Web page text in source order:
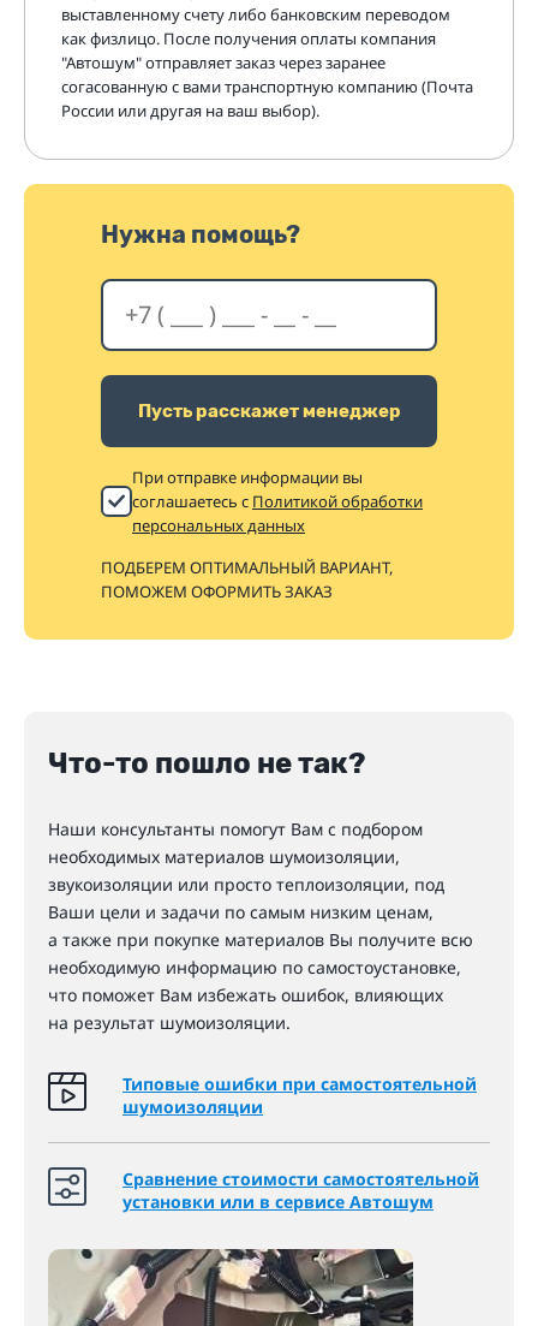
выставленному счету либо банковским переводом
как физлицо. После получения оплаты компания
"Автошум" отправляет заказ через заранее
согасованную с вами транспортную компанию (Почта
России или другая на ваш выбор).
Нужна помощь?
Пусть расскажет менеджер
При отправке информации вы
соглашаетесь с Политикой обработки
персональных данных
ПОДБЕРЕМ ОПТИМАЛЬНЫЙ ВАРИАНТ,
ПОМОЖЕМ ОФОРМИТЬ ЗАКАЗ
Что-то пошло не так?
Наши консультанты помогут Вам с подбором
необходимых материалов шумоизоляции,
звукоизоляции или просто теплоизоляции, под
Ваши цели и задачи по самым низким ценам,
а также при покупке материалов Вы получите всю
необходимую информацию по самостоустановке,
что поможет Вам избежать ошибок, влияющих
на результат шумоизоляции.
Типовые ошибки при самостоятельной
шумоизоляции
Сравнение стоимости самостоятельной
установки или в сервисе Автошум